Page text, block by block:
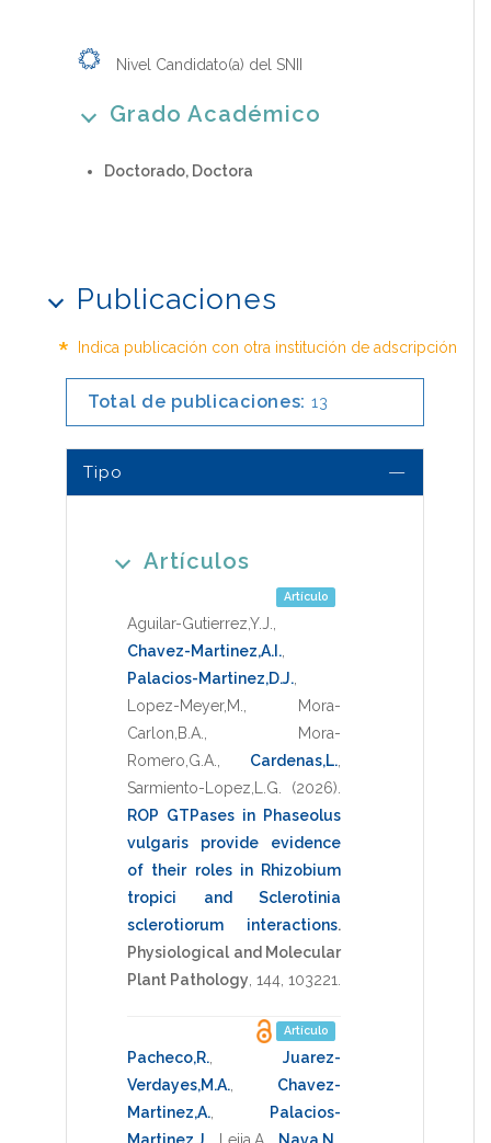
Nivel Candidato(a) del SNII
Grado Académico
Doctorado, Doctora
Publicaciones
* Indica publicación con otra institución de adscripción
Total de publicaciones: 13
Tipo
Artículos
Artículo
Aguilar-Gutierrez,Y.J.
Chavez-Martinez,A.I.
Palacios-Martinez,D.J.
Lopez-Meyer,M.
Mora-
Carlon,B.A.
Mora-
Romero,G.A.
Cardenas,L.
Sarmiento-Lopez,L.G.
(2026)
ROP GTPases in Phaseolus
vulgaris provide evidence
of their roles in Rhizobium
tropici and Sclerotinia
sclerotiorum interactions.
Physiological and Molecular
Plant Pathology 144 103221
Artículo
Pacheco,R.
Juarez-
Verdayes,M.A.
Chavez-
Martinez,A.
Palacios-
Martinez,J.
Leija,A. Nava,N.